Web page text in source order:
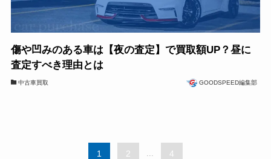
傷や凹みのある車は【夜の査定】で買取額UP？昼に
査定すべき理由とは
中古車買取 GOODSPEED編集部
1 2 4